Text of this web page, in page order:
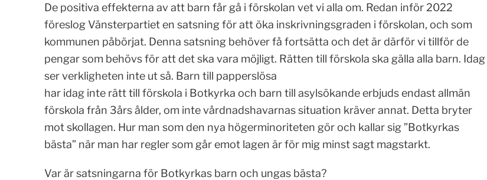
De positiva effekterna av att barn får gå i förskolan vet vi alla om. Redan inför 2022
föreslog Vänsterpartiet en satsning för att öka inskrivningsgraden i förskolan, och som
kommunen påbörjat. Denna satsning behöver få fortsätta och det är därför vi tillför de
pengar som behövs för att det ska vara möjligt. Rätten till förskola ska gälla alla barn. Idag
ser verkligheten inte ut så. Barn till papperslösa
har idag inte rätt till förskola i Botkyrka och barn till asylsökande erbjuds endast allmän
förskola från 3års ålder, om inte vårdnadshavarnas situation kräver annat. Detta bryter
mot skollagen. Hur man som den nya högerminoriteten gör och kallar sig ”Botkyrkas
bästa” när man har regler som går emot lagen är för mig minst sagt magstarkt.
Var är satsningarna för Botkyrkas barn och ungas bästa?